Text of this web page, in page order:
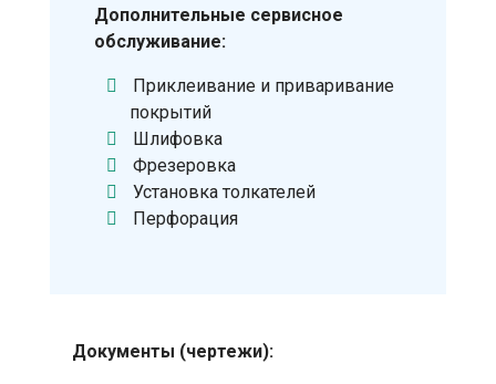
Дополнительные сервисное
обслуживание:
Приклеивание и приваривание
покрытий
Шлифовка
Фрезеровка
Установка толкателей
Перфорация
Документы (чертежи):